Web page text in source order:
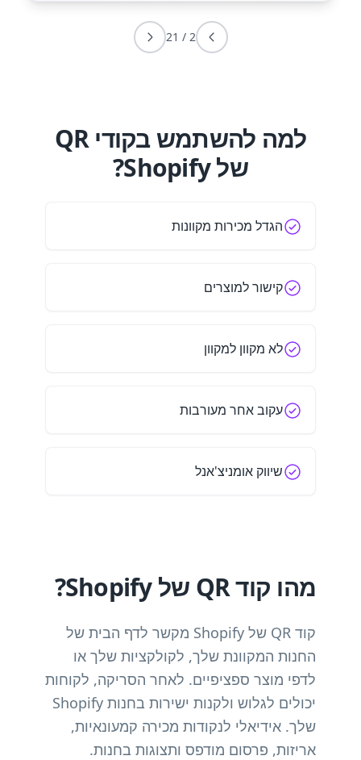
2
/
21
למה להשתמש בקודי QR
של Shopify?
הגדל מכירות מקוונות
קישור למוצרים
לא מקוון למקוון
עקוב אחר מעורבות
שיווק אומניצ'אנל
מהו קוד QR של Shopify?
קוד QR של Shopify מקשר לדף הבית של
החנות המקוונת שלך, לקולקציות שלך או
לדפי מוצר ספציפיים. לאחר הסריקה, לקוחות
יכולים לגלוש ולקנות ישירות בחנות Shopify
שלך. אידיאלי לנקודות מכירה קמעונאיות,
אריזות, פרסום מודפס ותצוגות בחנות.